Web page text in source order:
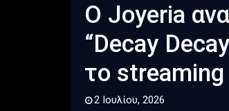
Ο Joyeria
“Decay
το streaming
2 Ιουλίου, 2026